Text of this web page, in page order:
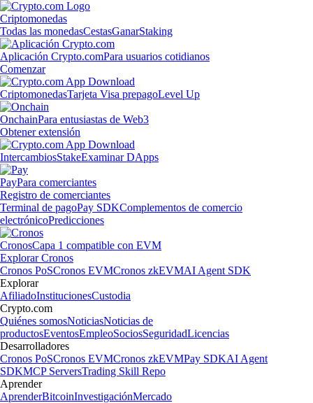
Criptomonedas
Todas las monedasCestasGanarStaking
Aplicación Crypto.comPara usuarios cotidianos
Comenzar
CriptomonedasTarjeta Visa prepagoLevel Up
OnchainPara entusiastas de Web3
Obtener extensión
IntercambiosStakeExaminar DApps
PayPara comerciantes
Registro de comerciantes
Terminal de pagoPay SDKComplementos de comercio
electrónicoPredicciones
CronosCapa 1 compatible con EVM
Explorar Cronos
Cronos PoSCronos EVMCronos zkEVMAI Agent SDK
Explorar
AfiliadoInstitucionesCustodia
Crypto.com
Quiénes somosNoticiasNoticias de
productosEventosEmpleoSociosSeguridadLicencias
Desarrolladores
Cronos PoSCronos EVMCronos zkEVMPay SDKAI Agent
SDKMCP ServersTrading Skill Repo
Aprender
AprenderBitcoinInvestigaciónMercado